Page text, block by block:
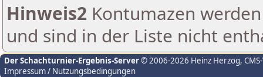
Hinweis2 Kontumazen
und sind in der Liste nicht
Der Schachturnier-Ergebnis-Server© 2006-2026 Heinz Herzog,
Impressum / Nutzungsbedingungen